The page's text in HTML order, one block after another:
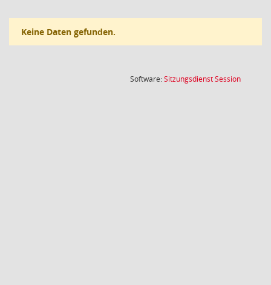
Keine Daten gefunden.
Software:SitzungsdienstSession(Wird in